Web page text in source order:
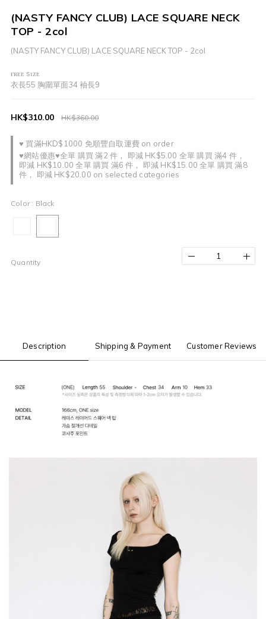
(NASTY FANCY CLUB) LACE SQUARE NECK
TOP - 2col
(NASTY FANCY CLUB) LACE SQUARE NECK TOP - 2col
ғʀᴇᴇ sɪᴢᴇ
衣長55 胸圍單面34 袖長9
♥ 買滿HKD$1000 免順豐自取運費 on order
♥網站優惠♥全單 購買 滿2 件， 即減 HK$5.00 全單 購買 滿4 件，
即減 HK$10.00 全單 購買 滿6 件， 即減 HK$15.00 全單 購買 滿8
件， 即減 HK$20.00 on selected categories
HK$360.00
HK$310.00
Color : Black
Quantity
Description Shipping & Payment Customer Reviews